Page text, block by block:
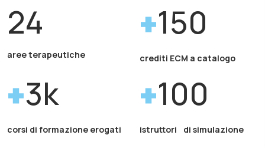
24
aree terapeutiche
150
crediti ECM a catalogo
3k
corsi di formazione erogati
100
istruttori di simulazione